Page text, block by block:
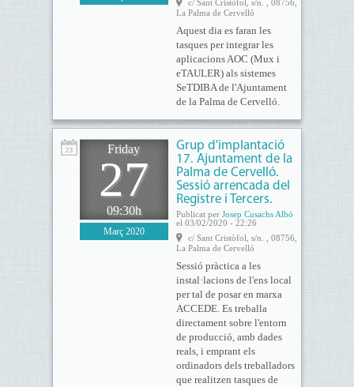
c/ Sant Cristòfol, s/n. , 08756,
La Palma de Cervelló
Aquest dia es faran les
tasques per integrar les
aplicacions AOC (Mux i
eTAULER) als sistemes
SeTDIBA de l'Ajuntament
de la Palma de Cervelló.
Friday
27
09:30h
Març 2020
Grup d'implantació
17. Ajuntament de la
Palma de Cervelló.
Sessió arrencada del
Registre i Tercers.
Publicat per Josep Cusachs Albó
el 03/02/2020 - 22:26
c/ Sant Cristòfol, s/n. , 08756,
La Palma de Cervelló
Sessió pràctica a les
instal·lacions de l'ens local
per tal de posar en marxa
ACCEDE. Es treballa
directament sobre l'entorn
de producció, amb dades
reals, i emprant els
ordinadors dels treballadors
que realitzen tasques de